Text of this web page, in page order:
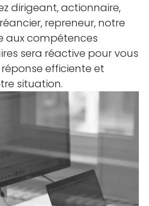
dirigeant, actionnaire,
repreneur, notre
aux compétences
sera réactive pour vous
efficiente et
situation.